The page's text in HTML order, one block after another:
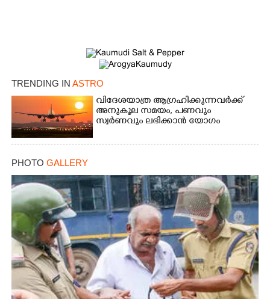
TRENDING IN ASTRO
വിദേശയാത്ര ആഗ്രഹിക്കുന്നവർക്ക്
അനുകൂല സമയം,​ പണവും
സ്വർണവും ലഭിക്കാൻ യോഗം
PHOTO GALLERY